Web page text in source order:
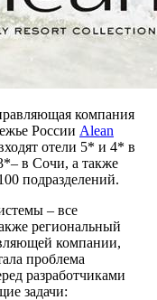
компания
России Alean
отели 5* и 4* в
в Сочи, а также
подразделений.
– все
региональный
компании,
проблема
разработчиками
задачи: